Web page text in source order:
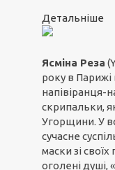
Детальніше
Ясміна Реза
року в Парижі
напівіранця-
скрипальки,
Угорщини. У
сучасне
маски зі
оголені душі,